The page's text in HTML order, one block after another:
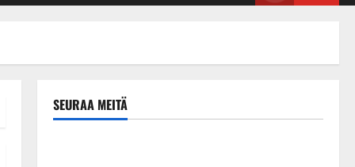
SEURAA MEITÄ